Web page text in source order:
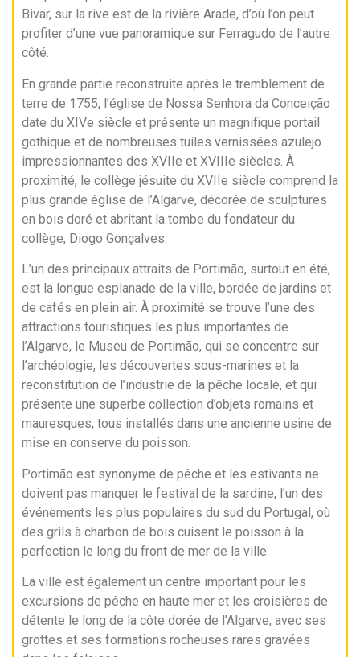
Bivar, sur la rive est de la rivière Arade, d’où l’on peut
profiter d’une vue panoramique sur Ferragudo de l’autre
côté.
En grande partie reconstruite après le tremblement de
terre de 1755, l’église de Nossa Senhora da Conceição
date du XIVe siècle et présente un magnifique portail
gothique et de nombreuses tuiles vernissées azulejo
impressionnantes des XVIIe et XVIIIe siècles. À
proximité, le collège jésuite du XVIIe siècle comprend la
plus grande église de l’Algarve, décorée de sculptures
en bois doré et abritant la tombe du fondateur du
collège, Diogo Gonçalves.
L’un des principaux attraits de Portimão, surtout en été,
est la longue esplanade de la ville, bordée de jardins et
de cafés en plein air. À proximité se trouve l’une des
attractions touristiques les plus importantes de
l’Algarve, le Museu de Portimão, qui se concentre sur
l’archéologie, les découvertes sous-marines et la
reconstitution de l’industrie de la pêche locale, et qui
présente une superbe collection d’objets romains et
mauresques, tous installés dans une ancienne usine de
mise en conserve du poisson.
Portimão est synonyme de pêche et les estivants ne
doivent pas manquer le festival de la sardine, l’un des
événements les plus populaires du sud du Portugal, où
des grils à charbon de bois cuisent le poisson à la
perfection le long du front de mer de la ville.
La ville est également un centre important pour les
excursions de pêche en haute mer et les croisières de
détente le long de la côte dorée de l’Algarve, avec ses
grottes et ses formations rocheuses rares gravées